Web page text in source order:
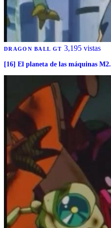
DRAGON BALL GT 3,195 vistas
[16] El planeta de las máquinas M2.